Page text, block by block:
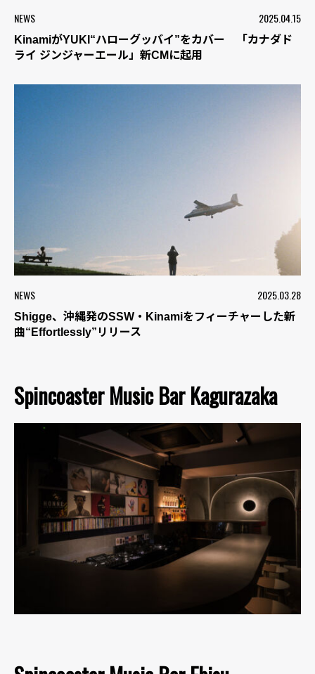
NEWS 2025.04.15
KinamiがYUKI“ハローグッバイ”をカバー 「カナダド
ライ ジンジャーエール」新CMに起用
NEWS 2025.03.28
Shigge、沖縄発のSSW・Kinamiをフィーチャーした新
曲“Effortlessly”リリース
Spincoaster Music Bar Kagurazaka